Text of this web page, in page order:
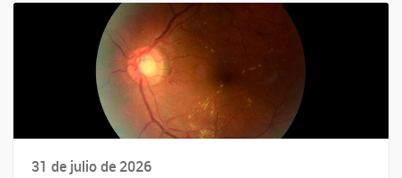
31 de julio de 2026